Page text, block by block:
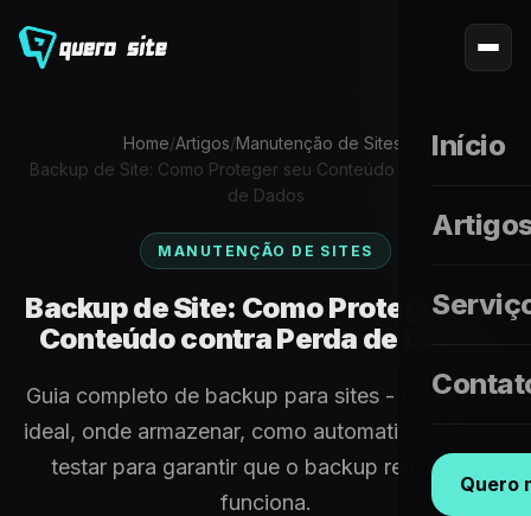
Início
Quero
Home/Artigos/Manutenção de Sites
Backup de Site: Como Proteger seu Conteúdo contra Perda
de Dados
MANUTENÇÃO DE SITES
Backup de Site: Como Proteger seu
Conteúdo contra Perda de Dados
Guia completo de backup para sites - frequência
ideal, onde armazenar, como automatizar e como
testar para garantir que o backup realmente
funciona.